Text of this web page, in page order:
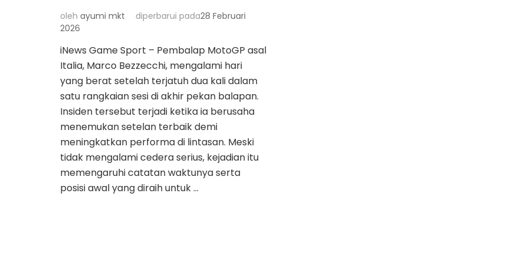
oleh ayumi mkt diperbarui pada28 Februari
2026
iNews Game Sport – Pembalap MotoGP asal
Italia, Marco Bezzecchi, mengalami hari
yang berat setelah terjatuh dua kali dalam
satu rangkaian sesi di akhir pekan balapan.
Insiden tersebut terjadi ketika ia berusaha
menemukan setelan terbaik demi
meningkatkan performa di lintasan. Meski
tidak mengalami cedera serius, kejadian itu
memengaruhi catatan waktunya serta
posisi awal yang diraih untuk …